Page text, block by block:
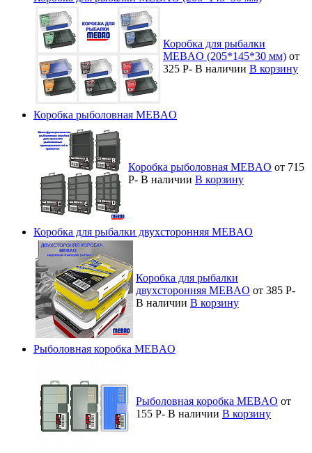
Коробка для рыбалки
MEBAO (205*145*30 мм) от
325 Р- В наличии В корзину
Коробка рыболовная MEBAO
Коробка рыболовная MEBAO от 715
Р- В наличии В корзину
Коробка для рыбалки двухсторонняя MEBAO
Коробка для рыбалки
двухсторонняя MEBAO от 385 Р-
В наличии В корзину
Рыболовная коробка MEBAO
Рыболовная коробка MEBAO от
155 Р- В наличии В корзину